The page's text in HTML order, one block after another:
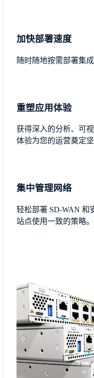
加快部署速度
随时随地按需部署集成
重塑应用体验
获得深入的分析、可
体验为您的运营奠定坚
集中管理网络
轻松部署 SD-WAN 和
站点使用一致的策略。